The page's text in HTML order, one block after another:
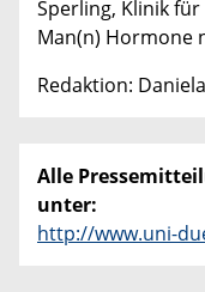
Sperling, Klinik für
Man(n) Hormone
Redaktion:
Alle
unter:
http://www.uni-